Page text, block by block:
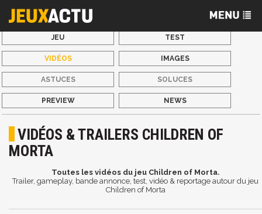
JEU TEST
VIDÉOS IMAGES
ASTUCES SOLUCES
PREVIEW NEWS
VIDÉOS & TRAILERS CHILDREN OF
MORTA
Toutes les vidéos du jeu Children of Morta.
Trailer, gameplay, bande annonce, test, vidéo & reportage autour du jeu
Children of Morta